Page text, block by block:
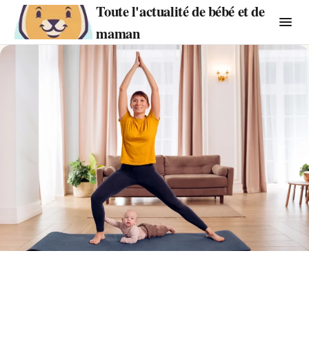
Toute l'actualité de bébé et de
maman